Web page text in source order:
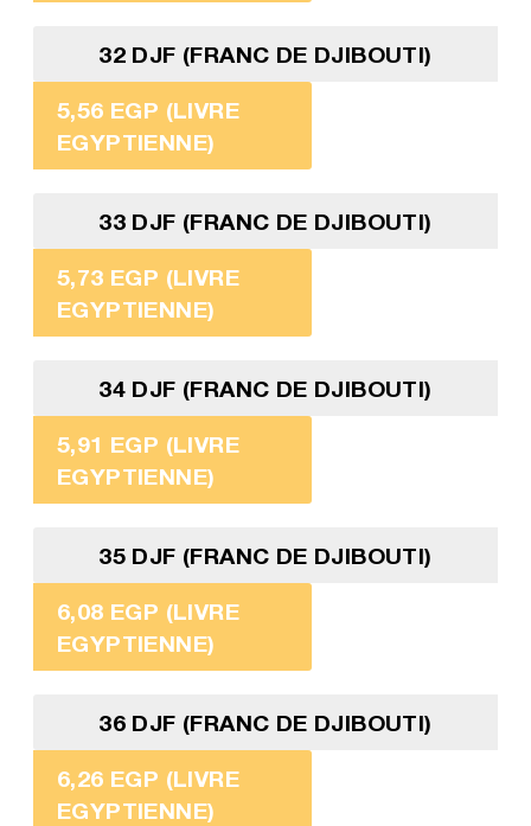
32 DJF (FRANC DE DJIBOUTI)
5,56 EGP (LIVRE
EGYPTIENNE)
33 DJF (FRANC DE DJIBOUTI)
5,73 EGP (LIVRE
EGYPTIENNE)
34 DJF (FRANC DE DJIBOUTI)
5,91 EGP (LIVRE
EGYPTIENNE)
35 DJF (FRANC DE DJIBOUTI)
6,08 EGP (LIVRE
EGYPTIENNE)
36 DJF (FRANC DE DJIBOUTI)
6,26 EGP (LIVRE
EGYPTIENNE)